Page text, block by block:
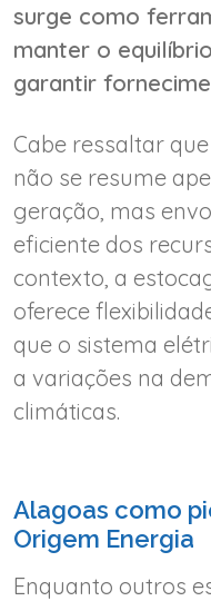
surge como
manter o
garantir
Cabe ressaltar
não se resume
geração, mas
eficiente dos
contexto, a
oferece
que o sistema
a variações na
climáticas.
Alagoas como
Origem Energia
Enquanto outros